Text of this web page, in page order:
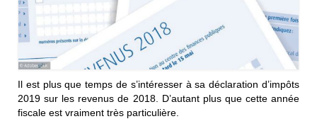
Il est plus que temps de s’intéresser à sa déclaration d’impôts
2019 sur les revenus de 2018. D’autant plus que cette année
fiscale est vraiment très particulière.